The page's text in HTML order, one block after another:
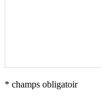
* champs obligatoir